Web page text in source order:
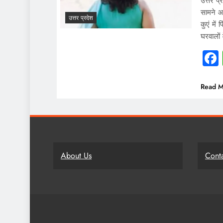
उत्तर प्रदेश
सामने
कुएं में
Read
About Us